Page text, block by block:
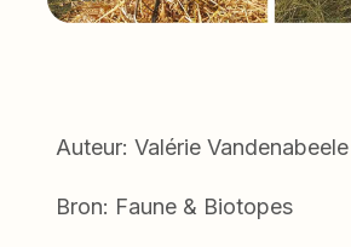
Auteur: Valérie Vandenabeele
Bron: Faune & Biotopes